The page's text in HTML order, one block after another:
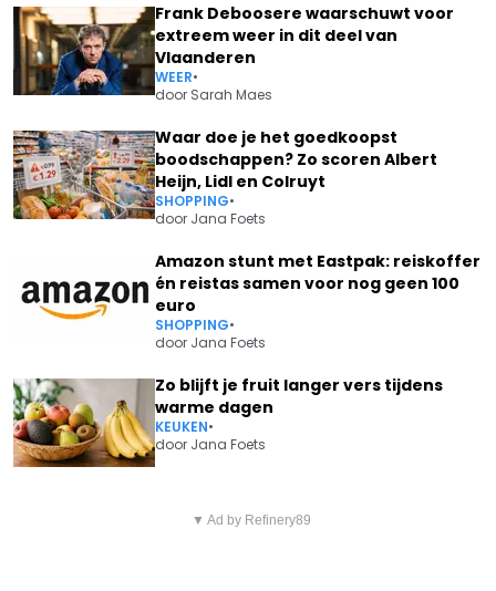
Frank Deboosere waarschuwt voor
extreem weer in dit deel van
Vlaanderen
WEER•
door Sarah Maes
Waar doe je het goedkoopst
boodschappen? Zo scoren Albert
Heijn, Lidl en Colruyt
SHOPPING•
door Jana Foets
Amazon stunt met Eastpak: reiskoffer
én reistas samen voor nog geen 100
euro
SHOPPING•
door Jana Foets
Zo blijft je fruit langer vers tijdens
warme dagen
KEUKEN•
door Jana Foets
MENSEN MET DEZE EIGENSCHAP
▼ Ad by Refinery89